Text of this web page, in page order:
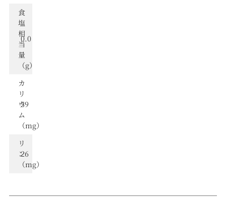
⾷
塩
相
当
量
（g）
0.0
カ
リ
ウ
ム
（mg）
59
リ
ン
（mg）
26